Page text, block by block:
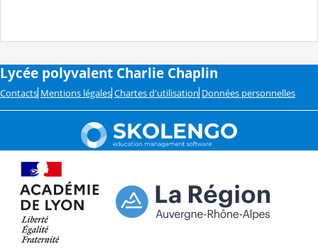
Lycée polyvalent Charlie Chaplin
Contacts Mentions légales Chartes d'utilisation Données personnelles